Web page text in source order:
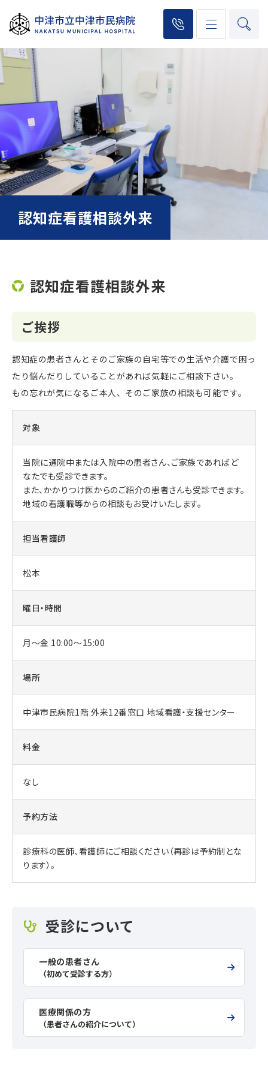
認知症看護相談外来
認知症看護相談外来
ご挨拶
認知症の患者さんとそのご家族の自宅等での生活や介護で困っ
たり悩んだりしていることがあれば気軽にご相談下さい。
もの忘れが気になるご本人、そのご家族の相談も可能です。
対象
当院に通院中または入院中の患者さん、ご家族であればど
なたでも受診できます。
また、かかりつけ医からのご紹介の患者さんも受診できます。
地域の看護職等からの相談もお受けいたします。
担当看護師
松本
曜日・時間
月～金 10:00～15:00
場所
中津市民病院1階 外来12番窓口 地域看護・支援センター
料金
なし
予約方法
診療科の医師、看護師にご相談ください（再診は予約制とな
ります）。
受診について
一般の患者さん
（初めて受診する方）
医療関係の方
（患者さんの紹介について）